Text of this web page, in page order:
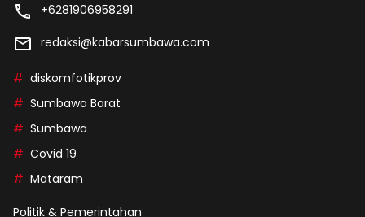
+6281906958291
redaksi@kabarsumbawa.com
diskomfotikprov
Sumbawa Barat
Sumbawa
Covid 19
Mataram
Politik & Pemerintahan